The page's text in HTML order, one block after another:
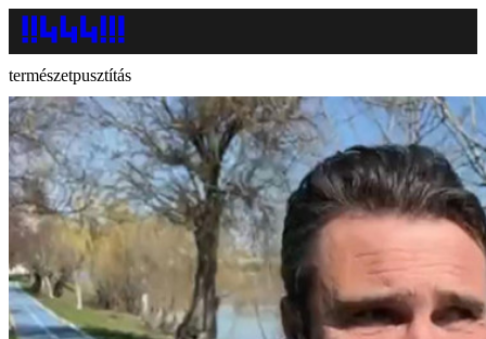
természetpusztítás